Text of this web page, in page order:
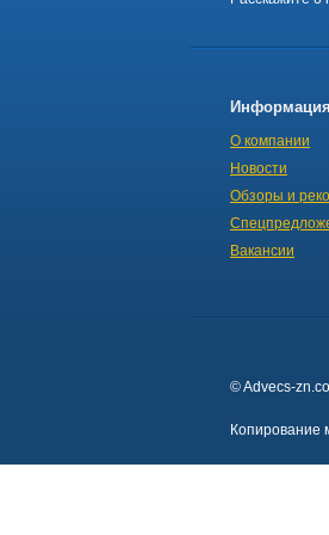
Информация
О компании
Новости
Обзоры и
Вакансии
© Advecs-
Копирование